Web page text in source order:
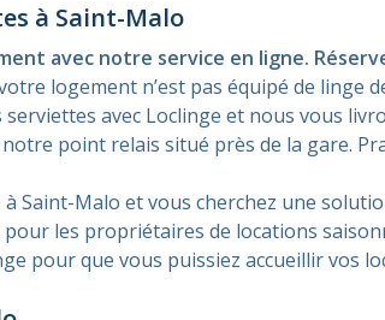
à Saint-Malo
avec notre service en ligne.
logement n’est pas équipé de linge
avec Loclinge et nous vous
point relais situé près de la gare.
Saint-Malo et vous cherchez une
les propriétaires de locations
pour que vous puissiez accueillir vos